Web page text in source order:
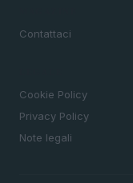
Contattaci
Cookie Policy
Privacy Policy
Note legali